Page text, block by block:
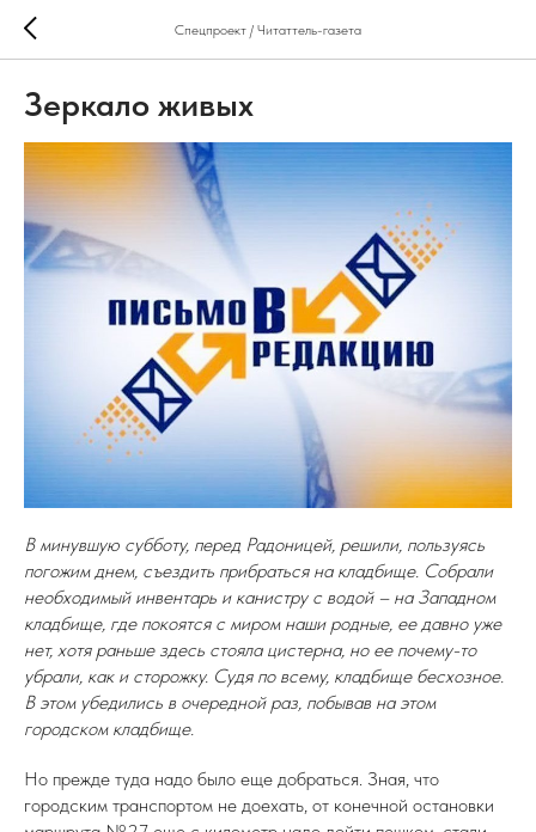
Спецпроект / Читаттель-газета
Зеркало живых
В минувшую субботу, перед Радоницей, решили, пользуясь
погожим днем, съездить прибраться на кладбище. Собрали
необходимый инвентарь и канистру с водой – на Западном
кладбище, где покоятся с миром наши родные, ее давно уже
нет, хотя раньше здесь стояла цистерна, но ее почему-то
убрали, как и сторожку. Судя по всему, кладбище бесхозное.
В этом убедились в очередной раз, побывав на этом
городском кладбище.
Но прежде туда надо было еще добраться. Зная, что
городским транспортом не доехать, от конечной остановки